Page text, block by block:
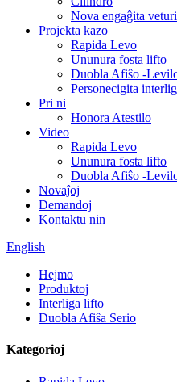
Nova engaĝita
Projekta kazo
Rapida Levo
Ununura fosta lifto
Duobla Afiŝo -
Personecigita
Pri ni
Honora Atestilo
Video
Rapida Levo
Ununura fosta lifto
Duobla Afiŝo -
Novaĵoj
Demandoj
Kontaktu nin
English
Hejmo
Produktoj
Interliga lifto
Duobla Afiŝa Serio
Kategorioj